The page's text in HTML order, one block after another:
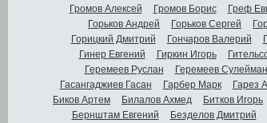
Громов Алексей
Громов Борис Греф
Горьков Андрей
Горьков Сергей
Горицкий Дмитрий
Гончаров Валерий
Гинер Евгений
Гиркин Игорь
Геремеев Руслан
Геремеев Сулейман
Гасангаджиев Гасан
Гарбер Марк Гарез
Биков Артем
Билалов Ахмед Битков Игорь
Бернштам Евгений
Безделов Дмитрий